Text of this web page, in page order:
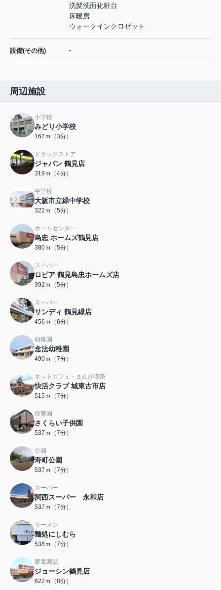
洗髪洗面化粧台
床暖房
ウォークインクロゼット
設備(その他) -
周辺施設
小学校
みどり小学校
167ｍ（3分）
ドラッグストア
ジャパン 鶴見店
319ｍ（4分）
中学校
大阪市立緑中学校
322ｍ（5分）
ホームセンター
島忠 ホームズ鶴見店
380ｍ（5分）
スーパー
ロピア 鶴見島忠ホームズ店
392ｍ（5分）
スーパー
サンディ 鶴見緑店
456ｍ（6分）
幼稚園
念法幼稚園
490ｍ（7分）
ネットカフェ・まんが喫茶
快活クラブ 城東古市店
515ｍ（7分）
保育園
さくらい子供園
537ｍ（7分）
公園
寿町公園
537ｍ（7分）
スーパー
関西スーパー 永和店
537ｍ（7分）
ラーメン
麺処にしむら
538ｍ（7分）
家電製品
ジョーシン鶴見店
622ｍ（8分）